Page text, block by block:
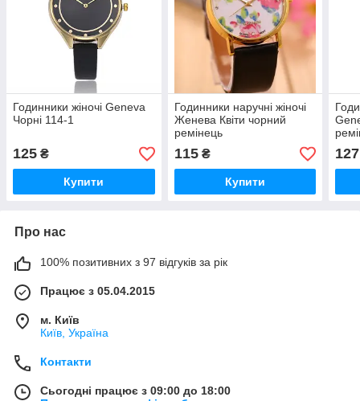
Годинники жіночі Geneva
Чорні 114-1
125 ₴
Купити
Годинники наручні жіночі
Женева Квіти чорний
ремінець
115₴
Купити
127
Про нас
100% позитивних з 97 відгуків за рік
Працює з 05.04.2015
м. Київ
Київ, Україна
Контакти
Сьогодні працює з 09:00 до 18:00